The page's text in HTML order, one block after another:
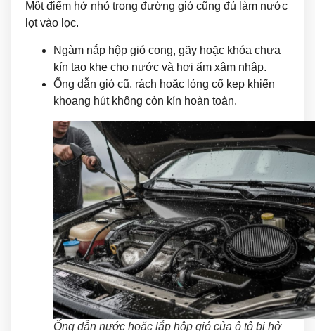
Một điểm hở nhỏ trong đường gió cũng đủ làm nước
lọt vào lọc.
Ngàm nắp hộp gió cong, gãy hoặc khóa chưa
kín tạo khe cho nước và hơi ẩm xâm nhập.
Ống dẫn gió cũ, rách hoặc lỏng cổ kẹp khiến
khoang hút không còn kín hoàn toàn.
Ống dẫn nước hoặc lắp hộp gió của ô tô bị hở